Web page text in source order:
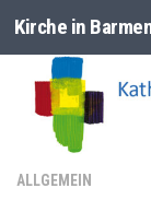
Zum Inhalt
Kirche in
ALLGEMEIN